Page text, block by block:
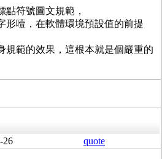
點符號圖文規範，
形噎，在軟體環境預設值的前提
規範的效果，這根本就是個嚴重的
26 quote